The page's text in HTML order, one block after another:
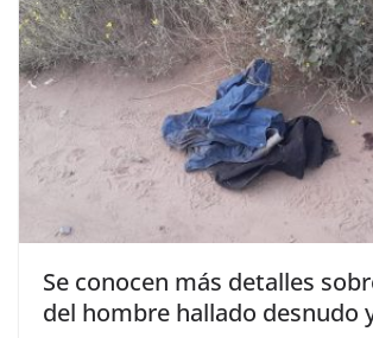
Se conocen más detalles
del hombre hallado desnudo